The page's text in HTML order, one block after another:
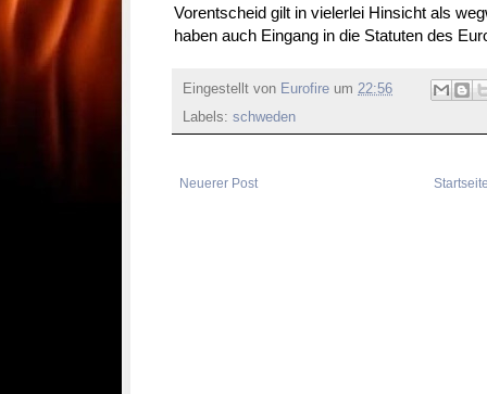
Vorentscheid gilt in vielerlei Hinsicht als
haben auch Eingang in die Statuten des
Eingestellt von Eurofire um 22:56
Labels: schweden
Neuerer Post